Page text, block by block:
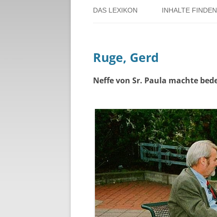
DAS LEXIKON
ÜBER DAS PROJEKT
INHALTE FINDEN
RUND UM DIE
ZEITTAFEL
Ruge, Gerd
Neffe von Sr. Paula machte